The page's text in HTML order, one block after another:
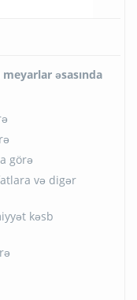
əsasında
görə
və digər
kəsb